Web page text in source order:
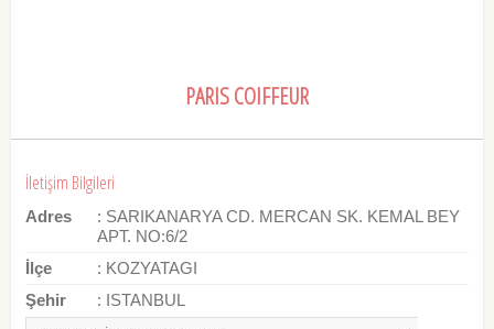
PARIS COIFFEUR
İletişim Bilgileri
Adres
: SARIKANARYA CD. MERCAN SK. KEMAL BEY
APT. NO:6/2
İlçe
: KOZYATAGI
Şehir
: ISTANBUL